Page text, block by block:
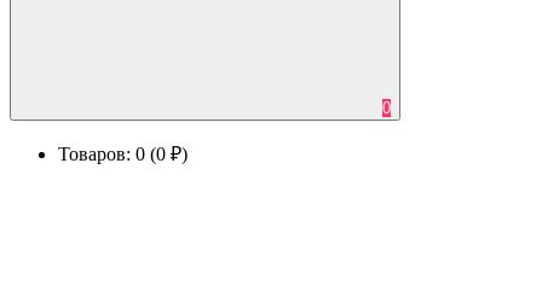
0
Товаров: 0 (0 ₽)